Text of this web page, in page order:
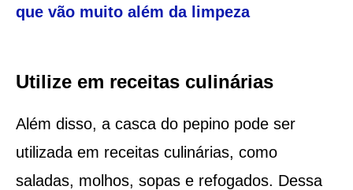
que vão muito além da limpeza
Utilize em receitas culinárias
Além disso, a casca do pepino pode ser
utilizada em receitas culinárias, como
saladas, molhos, sopas e refogados. Dessa